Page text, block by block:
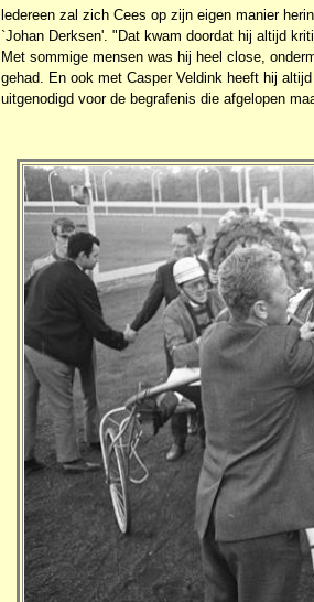
ledereen zal zich Cees op zijn eigen manier
`Johan Derksen'. "Dat kwam doordat hij altijd
Met sommige mensen was hij heel close,
gehad. En ook met Casper Veldink heeft hij
uitgenodigd voor de begrafenis die afgelopen